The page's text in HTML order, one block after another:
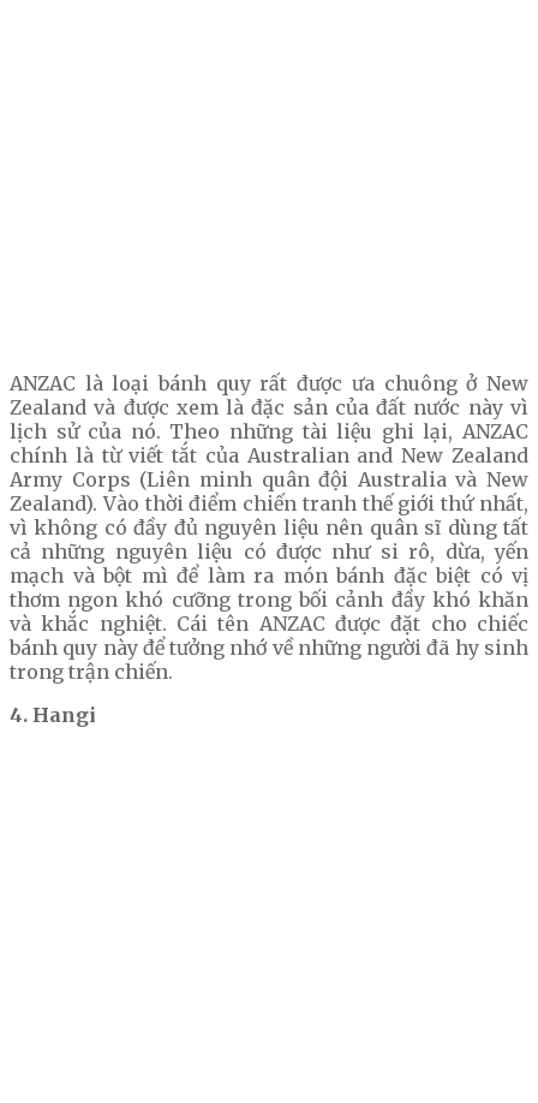
ANZAC là loại bánh quy rất được ưa chuông ở New
Zealand và được xem là đặc sản của đất nước này vì
lịch sử của nó. Theo những tài liệu ghi lại, ANZAC
chính là từ viết tắt của Australian and New Zealand
Army Corps (Liên minh quân đội Australia và New
Zealand). Vào thời điểm chiến tranh thế giới thứ nhất,
vì không có đầy đủ nguyên liệu nên quân sĩ dùng tất
cả những nguyên liệu có được như si rô, dừa, yến
mạch và bột mì để làm ra món bánh đặc biệt có vị
thơm ngon khó cưỡng trong bối cảnh đầy khó khăn
và khắc nghiệt. Cái tên ANZAC được đặt cho chiếc
bánh quy này để tưởng nhớ về những người đã hy sinh
trong trận chiến.
4. Hangi